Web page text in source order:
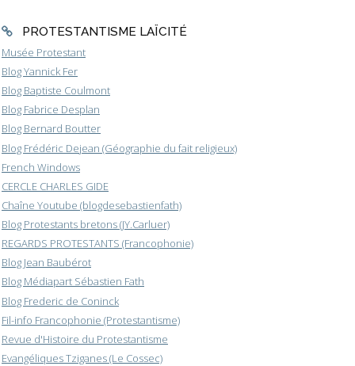
PROTESTANTISME LAÏCITÉ
Musée Protestant
Blog Yannick Fer
Blog Baptiste Coulmont
Blog Fabrice Desplan
Blog Bernard Boutter
Blog Frédéric Dejean (Géographie du fait religieux)
French Windows
CERCLE CHARLES GIDE
Chaîne Youtube (blogdesebastienfath)
Blog Protestants bretons (JY.Carluer)
REGARDS PROTESTANTS (Francophonie)
Blog Jean Baubérot
Blog Médiapart Sébastien Fath
Blog Frederic de Coninck
Fil-info Francophonie (Protestantisme)
Revue d'Histoire du Protestantisme
Evangéliques Tziganes (Le Cossec)